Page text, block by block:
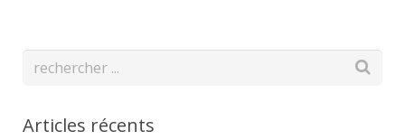
Articles récents